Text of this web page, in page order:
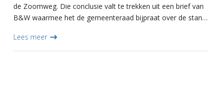
de Zoomweg. Die conclusie valt te trekken uit een brief van
B&W waarmee het de gemeenteraad bijpraat over de stand
d...
Lees meer